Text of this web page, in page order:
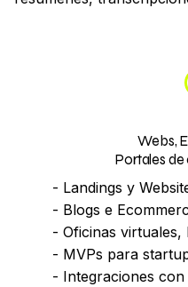
Webs,
Portales de
- Landings y
- Blogs e
- Oficinas
- MVPs para
- Integraciones con